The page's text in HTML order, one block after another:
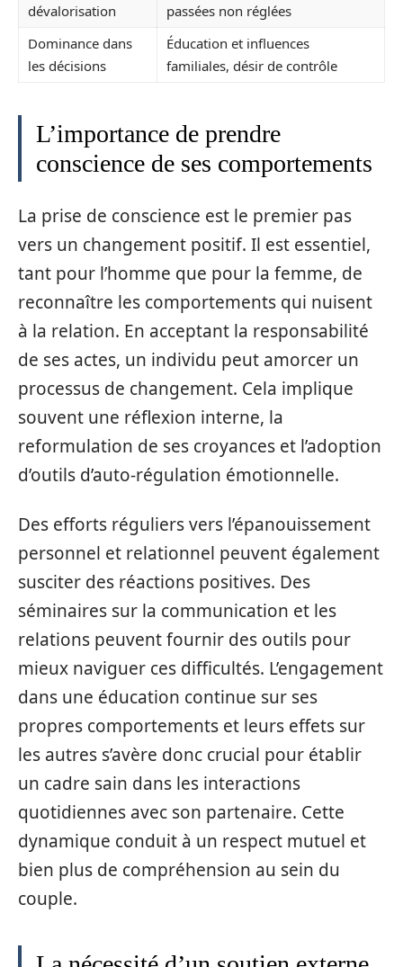
dévalorisation
passées non réglées
Dominance dans
les décisions
Éducation et influences
familiales, désir de contrôle
L’importance de prendre
conscience de ses comportements
La prise de conscience est le premier pas
vers un changement positif. Il est essentiel,
tant pour l’homme que pour la femme, de
reconnaître les comportements qui nuisent
à la relation. En acceptant la responsabilité
de ses actes, un individu peut amorcer un
processus de changement. Cela implique
souvent une réflexion interne, la
reformulation de ses croyances et l’adoption
d’outils d’auto-régulation émotionnelle.
Des efforts réguliers vers l’épanouissement
personnel et relationnel peuvent également
susciter des réactions positives. Des
séminaires sur la communication et les
relations peuvent fournir des outils pour
mieux naviguer ces difficultés. L’engagement
dans une éducation continue sur ses
propres comportements et leurs effets sur
les autres s’avère donc crucial pour établir
un cadre sain dans les interactions
quotidiennes avec son partenaire. Cette
dynamique conduit à un respect mutuel et
bien plus de compréhension au sein du
couple.